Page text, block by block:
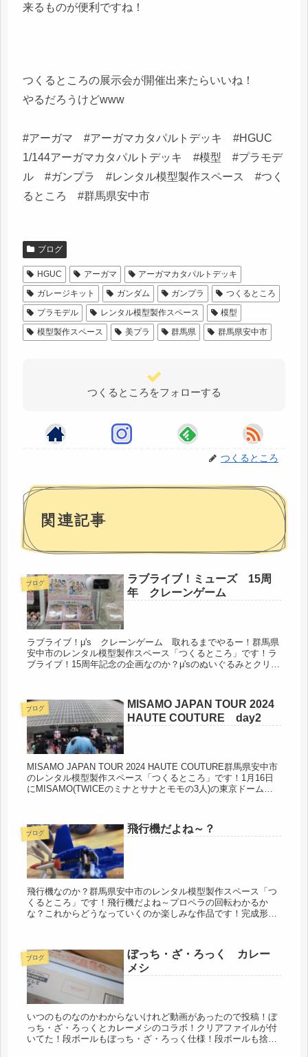
来るものが便利ですね！
つくるところの展示会が開催出来たらいいね！
やるだろうけどwww
#アーガマ #アーガマカタパルトデッキ #HGUC
1/144アーガマカタパルトデッキ #模型 #プラモデ
ル #ガンプラ #レンタル模型製作スペース #つく
るところ #群馬県安中市
ブログ
HGUC アーガマ
アーガマカタパルトデッキ
ガレージキット
ガンダム ガンプラ
つくるところ
プラモデル
レンタル模型製作スペース
模型
模型製作スペース
美プラ 群馬県 群馬県安中市
つくるところをフォローする
つくるところ
関連記事
ブログ
ラブライブ！ミューズ 15周
年 クレーンゲーム
ラブライブ！μ's クレーンゲーム 取れるまでやるー！群馬県
安中市のレンタル模型製作スペース「つくるところ」です！ラ
ブライブ！15周年記念の企画なのか？μ'sのぬいぐるみとクリア
ブログ
MISAMO JAPAN TOUR 2024
HAUTE COUTURE day2
MISAMO JAPAN TOUR 2024 HAUTE COUTURE群馬県安中市
のレンタル模型製作スペース「つくるところ」です！1月16日
にMISAMO(TWICEのミナとサナとモモの3人)の東京ドームの
ブログ 飛行機だよね～？
飛行機なのか？群馬県安中市のレンタル模型製作スペース「つ
くるところ」です！飛行機だよね～プロペラの回転わかるか
な？これからどうなっていくのか楽しみな作品です！完成形が
ブログ
ぼっち・ざ・ろっく カレー
メシ
いつのものなのかわからないけれど動画があったので投稿！ぼ
っち・ざ・ろっくとカレーメシのコラボ！クリアファイルが付
いてた！段ボールもぼっち・ざ・ろっく仕様！段ボールも捨て